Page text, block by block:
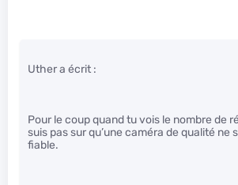
Uther a écrit :
Pour le coup quand tu vois le nombre de
suis pas sur qu’une caméra de qualité ne
fiable.